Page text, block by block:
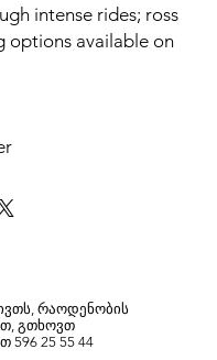
intense rides; ross
options available on
რაოდენობის
გთხოვთ
596 25 55 44